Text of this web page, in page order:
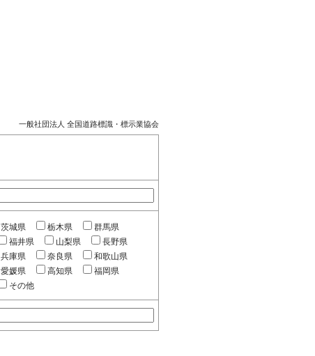
一般社団法人 全国道路標識・標示業協会
茨城県 栃木県
群馬県
福井県 山梨県
長野県
兵庫県 奈良県
和歌山県
愛媛県 高知県
福岡県
その他